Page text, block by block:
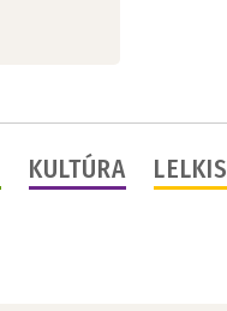
KULTÚRA